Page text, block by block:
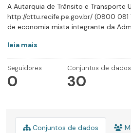
A Autarquia de Trânsito e Transporte
http://cttu.recife.pe.gov.br/ (0800 081
de economia mista integrante da
leia mais
Seguidores
0
Conjuntos de dados
30
Conjuntos de dados